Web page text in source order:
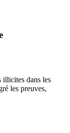
illicites dans les
les preuves,